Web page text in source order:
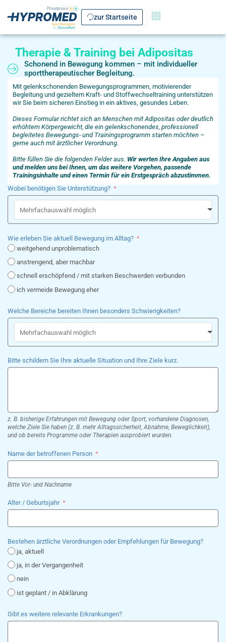
zur Startseite
Therapie & Training bei Adipositas
Schonend in Bewegung kommen – mit individueller
sporttherapeutischer Begleitung.
Mit gelenkschonenden Bewegungsprogrammen, motivierender
Begleitung und gezieltem Kraft- und Stoffwechseltraining unterstützen
wir Sie beim sicheren Einstieg in ein aktives, gesundes Leben.
Dieses Formular richtet sich an Menschen mit Adipositas oder deutlich
erhöhtem Körpergewicht, die ein gelenkschonendes, professionell
begleitetes Bewegungs- und Trainingsprogramm starten möchten –
gerne auch mit ärztlicher Verordnung.
Bitte füllen Sie die folgenden Felder aus. Wir werten Ihre Angaben aus
und melden uns bei Ihnen, um das weitere Vorgehen, passende
Trainingsinhalte und einen Termin für ein Erstgespräch abzustimmen.
Wobei benötigen Sie Unterstützung?
Wie erleben Sie aktuell Bewegung im Alltag?
weitgehend unproblematisch
anstrengend, aber machbar
schnell erschöpfend / mit starken Beschwerden verbunden
ich vermeide Bewegung eher
Welche Bereiche bereiten Ihnen besonders Schwierigkeiten?
Bitte schildern Sie Ihre aktuelle Situation und Ihre Ziele kurz.
z. B. bisherige Erfahrungen mit Bewegung oder Sport, vorhandene Diagnosen,
welche Ziele Sie haben (z. B. mehr Alltagssicherheit, Abnahme, Beweglichkeit),
und ob bereits Programme oder Therapien ausprobiert wurden.
Name der betroffenen Person
Bitte Vor- und Nachname
Alter / Geburtsjahr
Bestehen ärztliche Verordnungen oder Empfehlungen für Bewegung?
ja, aktuell
ja, in der Vergangenheit
nein
ist geplant / in Abklärung
Gibt es weitere relevante Erkrankungen?